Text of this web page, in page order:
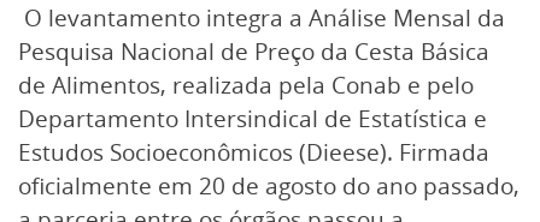
O levantamento integra a Análise Mensal da
Pesquisa Nacional de Preço da Cesta Básica
de Alimentos, realizada pela Conab e pelo
Departamento Intersindical de Estatística e
Estudos Socioeconômicos (Dieese). Firmada
oficialmente em 20 de agosto do ano passado,